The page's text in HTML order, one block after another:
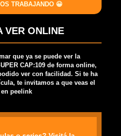
TRABAJANDO 😀
VER ONLINE
que ya se puede ver la
CAP:109 de forma online,
ver con facilidad. Si te ha
te invitamos a que veas el
peelink